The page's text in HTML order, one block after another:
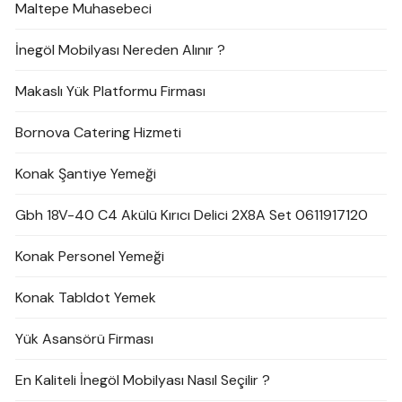
Maltepe Muhasebeci
İnegöl Mobilyası Nereden Alınır ?
Makaslı Yük Platformu Firması
Bornova Catering Hizmeti
Konak Şantiye Yemeği
Gbh 18V-40 C4 Akülü Kırıcı Delici 2X8A Set 0611917120
Konak Personel Yemeği
Konak Tabldot Yemek
Yük Asansörü Firması
En Kaliteli İnegöl Mobilyası Nasıl Seçilir ?